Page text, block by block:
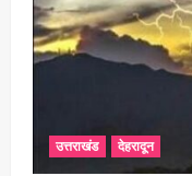
उत्तराखंड देहरादून